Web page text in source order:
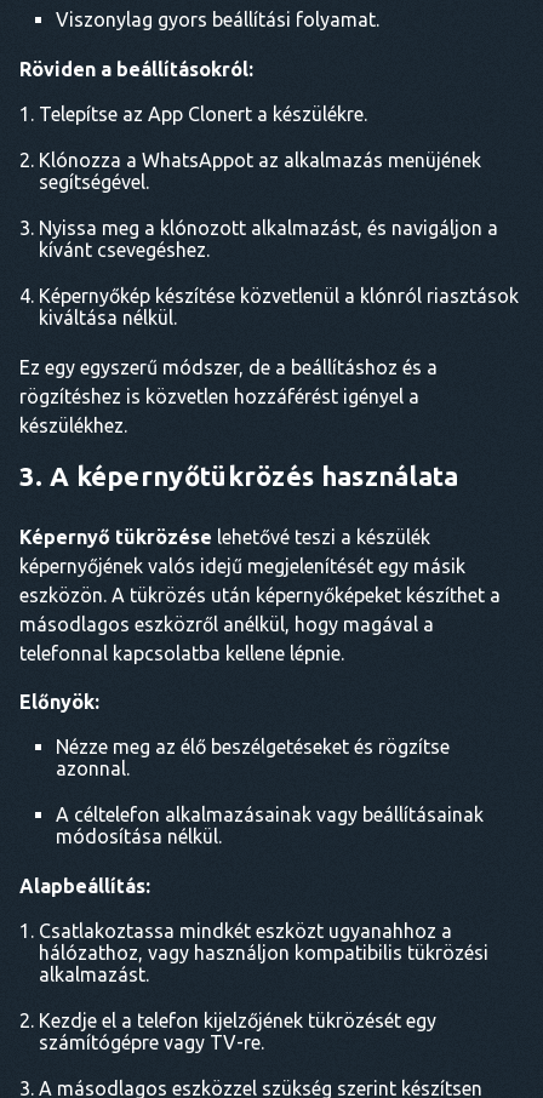
Viszonylag gyors beállítási folyamat.
Röviden a beállításokról:
Telepítse az App Clonert a készülékre.
Klónozza a WhatsAppot az alkalmazás menüjének
segítségével.
Nyissa meg a klónozott alkalmazást, és navigáljon a
kívánt csevegéshez.
Képernyőkép készítése közvetlenül a klónról riasztások
kiváltása nélkül.
Ez egy egyszerű módszer, de a beállításhoz és a
rögzítéshez is közvetlen hozzáférést igényel a
készülékhez.
3. A képernyőtükrözés használata
Képernyő tükrözése lehetővé teszi a készülék
képernyőjének valós idejű megjelenítését egy másik
eszközön. A tükrözés után képernyőképeket készíthet a
másodlagos eszközről anélkül, hogy magával a
telefonnal kapcsolatba kellene lépnie.
Előnyök:
Nézze meg az élő beszélgetéseket és rögzítse
azonnal.
A céltelefon alkalmazásainak vagy beállításainak
módosítása nélkül.
Alapbeállítás:
Csatlakoztassa mindkét eszközt ugyanahhoz a
hálózathoz, vagy használjon kompatibilis tükrözési
alkalmazást.
Kezdje el a telefon kijelzőjének tükrözését egy
számítógépre vagy TV-re.
A másodlagos eszközzel szükség szerint készítsen